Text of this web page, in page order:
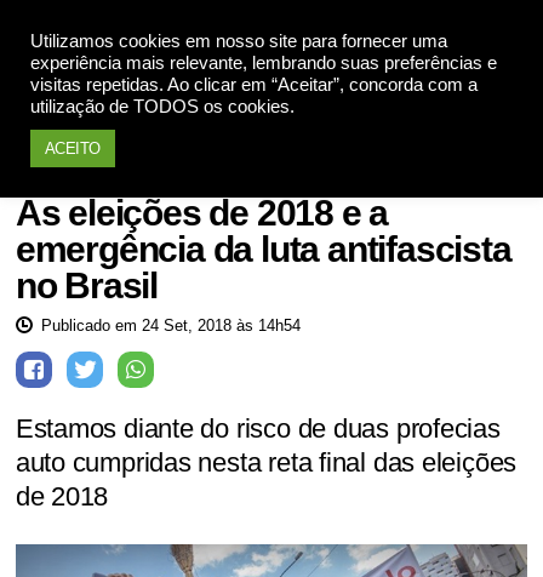
Utilizamos cookies em nosso site para fornecer uma
experiência mais relevante, lembrando suas preferências e
visitas repetidas. Ao clicar em “Aceitar”, concorda com a
utilização de TODOS os cookies.
ACEITO
Eleições 2018
As eleições de 2018 e a
emergência da luta antifascista
no Brasil
Publicado em 24 Set, 2018 às 14h54
Estamos diante do risco de duas profecias
auto cumpridas nesta reta final das eleições
de 2018